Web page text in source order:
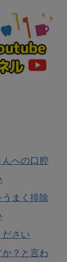
への口腔
まく排除
ださい
？と言わ